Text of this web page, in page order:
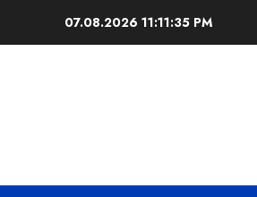
07.08.2026 11:11:36 PM